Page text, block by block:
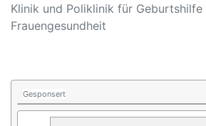
Klinik und Poliklinik für Geburtshilfe
Frauengesundheit
Gesponsert